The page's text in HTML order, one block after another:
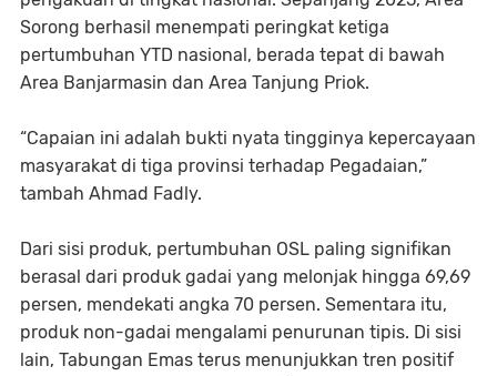
Sorong berhasil menempati peringkat ketiga
pertumbuhan YTD nasional, berada tepat di bawah
Area Banjarmasin dan Area Tanjung Priok.
“Capaian ini adalah bukti nyata tingginya kepercayaan
masyarakat di tiga provinsi terhadap Pegadaian,”
tambah Ahmad Fadly.
Dari sisi produk, pertumbuhan OSL paling signifikan
berasal dari produk gadai yang melonjak hingga 69,69
persen, mendekati angka 70 persen. Sementara itu,
produk non-gadai mengalami penurunan tipis. Di sisi
lain, Tabungan Emas terus menunjukkan tren positif